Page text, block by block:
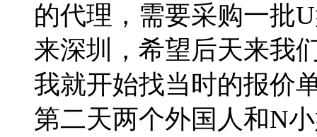
的代理，需要采购一批
来深圳，希望后天来我
我就开始找当时的报价
第二天两个外国人和N